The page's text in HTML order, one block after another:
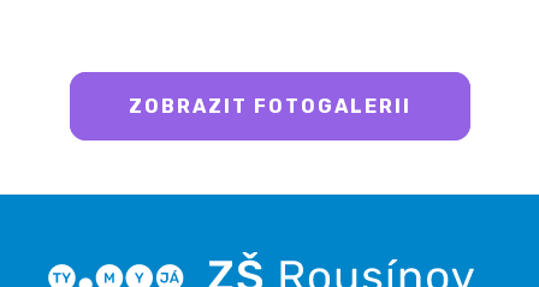
ZOBRAZIT FOTOGALERII